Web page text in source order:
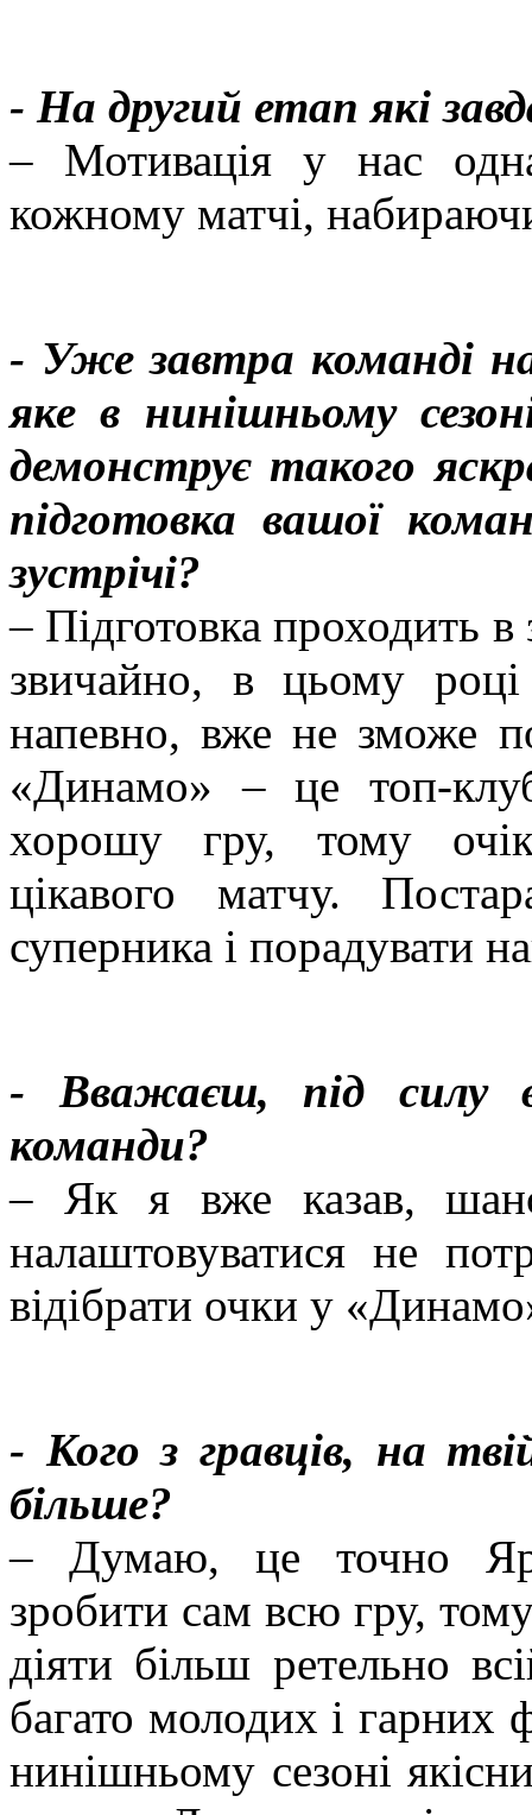
- На другий етап які
– Мотивація у нас
кожному матчі,
- Уже завтра команді
яке в нинішньому
демонструє такого
підготовка вашої
зустрічі?
– Підготовка проходить
звичайно, в цьому
напевно, вже не зможе
«Динамо» – це топ-
хорошу гру, тому
цікавого матчу.
суперника і порадувати
- Вважаєш, під силу
команди?
– Як я вже казав,
налаштовуватися не
відібрати очки у
- Кого з гравців, на
більше?
– Думаю, це точно
зробити сам всю гру,
діяти більш ретельно
багато молодих і гарних
нинішньому сезоні